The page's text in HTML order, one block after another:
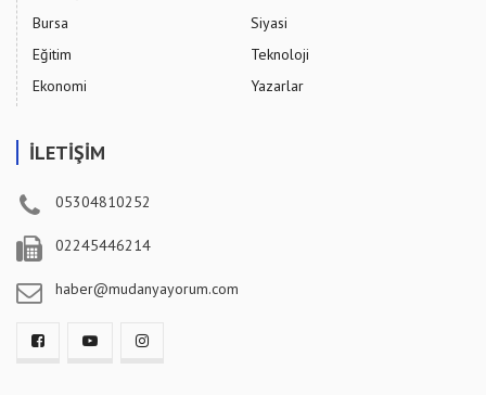
Bursa
Eğitim
Ekonomi
Siyasi
Teknoloji
Yazarlar
İLETİŞİM
05304810252
02245446214
haber@mudanyayorum.com